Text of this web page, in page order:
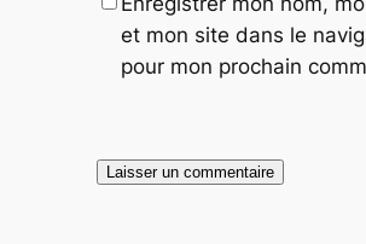
et mon site dans le
pour mon prochain